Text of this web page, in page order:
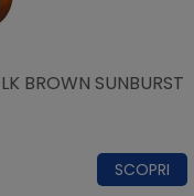
BROWN SUNBURST
SCOPRI